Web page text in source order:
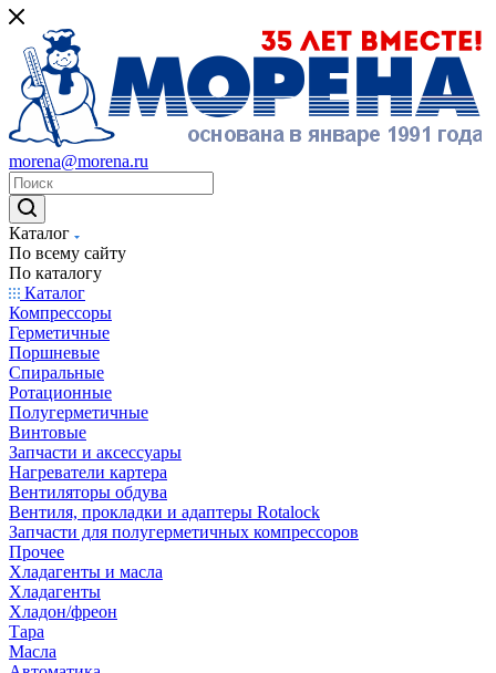
morena@morena.ru
Каталог
По всему сайту
По каталогу
Каталог
Компрессоры
Герметичные
Поршневые
Спиральные
Ротационные
Полугерметичные
Винтовые
Запчасти и аксессуары
Нагреватели картера
Вентиляторы обдува
Вентиля, прокладки и адаптеры Rotalock
Запчасти для полугерметичных компрессоров
Прочее
Хладагенты и масла
Хладагенты
Хладон/фреон
Тара
Масла